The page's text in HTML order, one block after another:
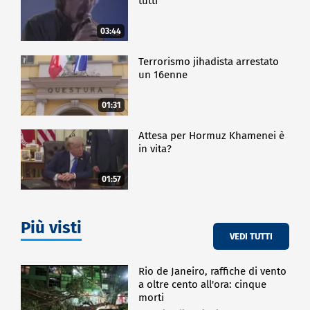
03:44
01:31
Terrorismo jihadista arrestato
un 16enne
01:57
Attesa per Hormuz Khamenei è
in vita?
Più visti VEDI TUTTI
Rio de Janeiro, raffiche di vento
a oltre cento all'ora: cinque
morti